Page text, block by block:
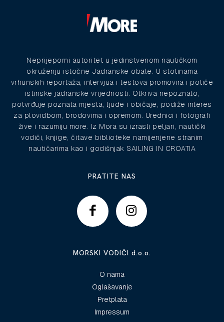
Neprijeporni autoritet u jedinstvenom nautičkom
okruženju istočne Jadranske obale. U stotinama
vrhunskih reportaža, intervjua i testova promovira i potiče
istinske jadranske vrijednosti. Otkriva nepoznato,
potvrđuje poznata mjesta, ljude i običaje, podiže interes
za plovidbom, brodovima i opremom. Urednici i fotografi
žive i razumiju more. Iz Mora su izrasli peljari, nautički
vodiči, knjige, čitave biblioteke namijenjene stranim
nautičarima kao i godišnjak SAILING IN CROATIA
PRATITE NAS
MORSKI VODIČI d.o.o.
O nama
Oglašavanje
Pretplata
Impressum